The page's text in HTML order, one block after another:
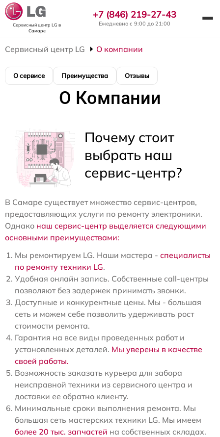
Сервисный центр LG в
Самаре
+7 (846) 219-27-43
Ежедневно с 9:00 до 21:00
Сервисный центр LG О компании
О сервисе Преимущества Отзывы
О Компании
Почему стоит
выбрать наш
сервис-центр?
В Самаре существует множество сервис-центров,
предоставляющих услуги по ремонту электроники.
Однако наш сервис-центр выделяется следующими
основными преимуществами:
Мы ремонтируем LG. Наши мастера - специалисты
по ремонту техники LG.
Удобная онлайн запись. Собственные call-центры
позволяют без задержек принимать звонки.
Доступные и конкурентные цены. Мы - большая
сеть и можем себе позволить удерживать рост
стоимости ремонта.
Гарантия на все виды проведенных работ и
установленных деталей. Мы уверены в качестве
своей работы.
Возможность заказать курьера для забора
неисправной техники из сервисного центра и
доставки ее обратно клиенту.
Минимальные сроки выполнения ремонта. Мы
большая сеть мастерских техники LG. Мы имеем
более 20 тыс. запчастей на собственных складах.